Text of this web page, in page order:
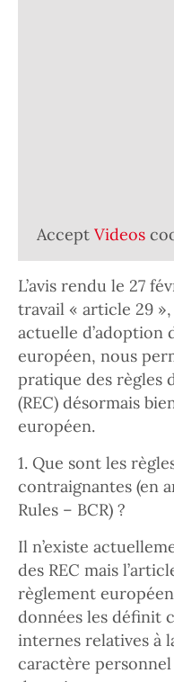
Accept Videos
L’avis rendu le 27
travail « article 29
actuelle d’adoption
européen, nous
pratique des règles
(REC) désormais
européen.
1. Que sont les
contraignantes (en
Rules – BCR) ?
Il n’existe
des REC mais
règlement
données les définit
internes relatives à
caractère personnel